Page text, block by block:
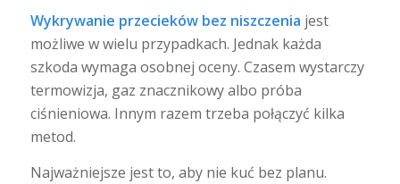
Wykrywanie przecieków bez niszczenia jest
możliwe w wielu przypadkach. Jednak każda
szkoda wymaga osobnej oceny. Czasem wystarczy
termowizja, gaz znacznikowy albo próba
ciśnieniowa. Innym razem trzeba połączyć kilka
metod.
Najważniejsze jest to, aby nie kuć bez planu.